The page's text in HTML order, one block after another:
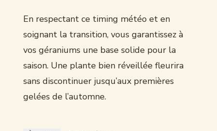
En respectant ce timing météo et en
soignant la transition, vous garantissez à
vos géraniums une base solide pour la
saison. Une plante bien réveillée fleurira
sans discontinuer jusqu’aux premières
gelées de l’automne.